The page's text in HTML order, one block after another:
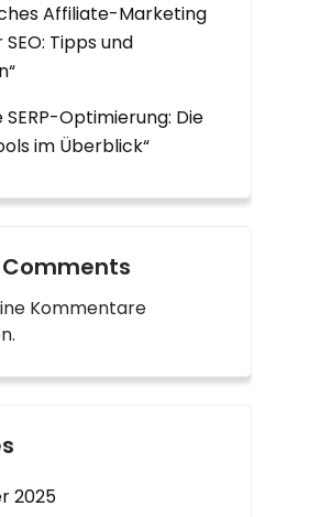
Affiliate-Marketing
Tipps und
SERP-Optimierung: Die
im Überblick“
Kommentare
2025